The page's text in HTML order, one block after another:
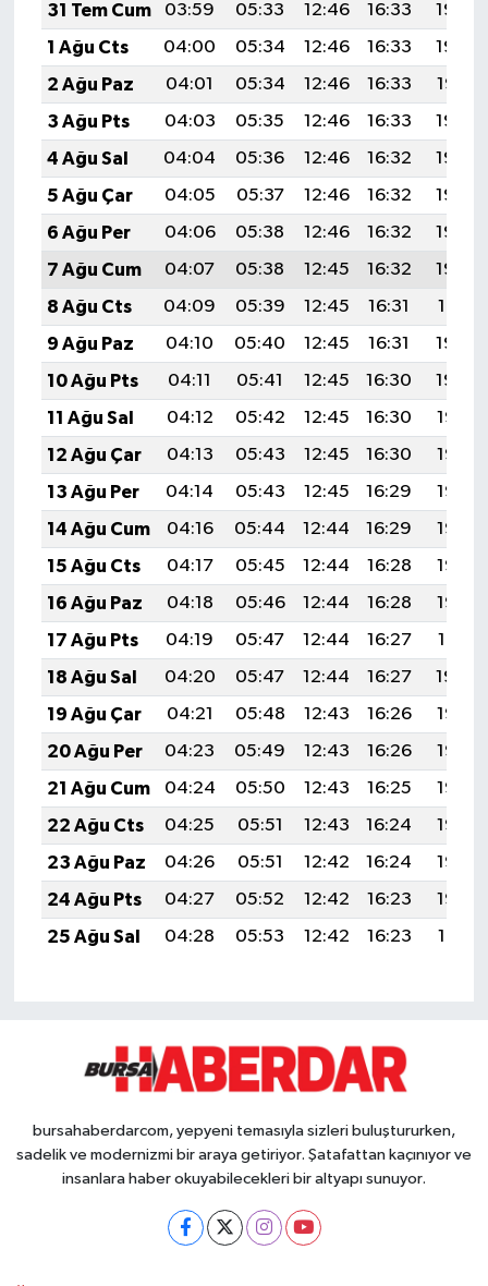
31 Tem Cum
03:59 05:33 12:46 16:33
19:49
1 Ağu Cts
04:00 05:34 12:46 16:33
19:48
2 Ağu Paz
04:01 05:34 12:46 16:33
19:47
3 Ağu Pts
04:03 05:35 12:46 16:33
19:46
4 Ağu Sal
04:04 05:36 12:46 16:32
19:45
5 Ağu Çar
04:05 05:37 12:46 16:32
19:44
6 Ağu Per
04:06 05:38 12:46 16:32
19:43
7 Ağu Cum
04:07 05:38 12:45 16:32
19:42
8 Ağu Cts
04:09 05:39 12:45 16:31
19:41
9 Ağu Paz
04:10 05:40 12:45 16:31
19:40
10 Ağu Pts
04:11 05:41 12:45 16:30
19:39
11 Ağu Sal
04:12 05:42 12:45 16:30
19:38
12 Ağu Çar
04:13 05:43 12:45 16:30
19:37
13 Ağu Per
04:14 05:43 12:45 16:29
19:36
14 Ağu Cum
04:16 05:44 12:44 16:29
19:35
15 Ağu Cts
04:17 05:45 12:44 16:28
19:33
16 Ağu Paz
04:18 05:46 12:44 16:28
19:32
17 Ağu Pts
04:19 05:47 12:44 16:27
19:31
18 Ağu Sal
04:20 05:47 12:44 16:27
19:30
19 Ağu Çar
04:21 05:48 12:43 16:26
19:28
20 Ağu Per
04:23 05:49 12:43 16:26
19:27
21 Ağu Cum
04:24 05:50 12:43 16:25
19:26
22 Ağu Cts
04:25 05:51 12:43 16:24
19:25
23 Ağu Paz
04:26 05:51 12:42 16:24
19:23
24 Ağu Pts
04:27 05:52 12:42 16:23
19:22
25 Ağu Sal
04:28 05:53 12:42 16:23 19:21
bursahaberdarcom, yepyeni temasıyla sizleri buluştururken,
sadelik ve modernizmi bir araya getiriyor. Şatafattan kaçınıyor ve
insanlara haber okuyabilecekleri bir altyapı sunuyor.